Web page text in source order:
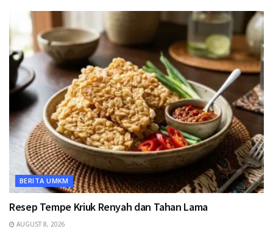
BERITA UMKM
Resep Tempe Kriuk Renyah dan Tahan Lama
AUGUST 8, 2026